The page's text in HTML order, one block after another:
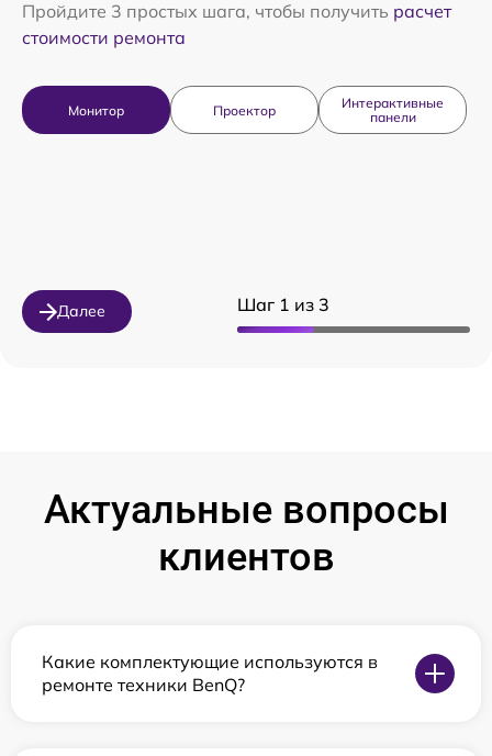
Шаг 1 из 3
Пройдите 3 простых шага, чтобы получить расчет
стоимости ремонта
Монитор Проектор
Интерактивные
панели
Далее
Актуальные вопросы
клиентов
Какие комплектующие используются в
ремонте техники BenQ?